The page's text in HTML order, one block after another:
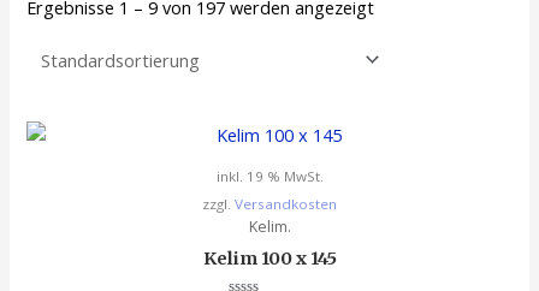
Ergebnisse 1 – 9 von 197 werden angezeigt
inkl. 19 % MwSt.
zzgl. Versandkosten
Kelim.
Kelim 100 x 145